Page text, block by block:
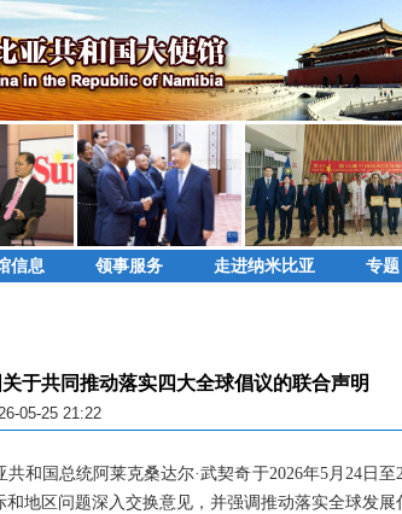
信息 领事服务 走进纳米比亚 专题
于共同推动落实四大全球倡议的联合声明
05-25 21:22
和国总统阿莱克桑达尔·武契奇于2026年5月24日至
地区问题深入交换意见，并强调推动落实全球发展